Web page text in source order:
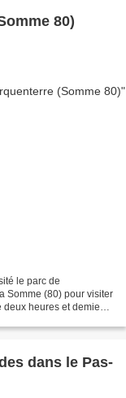
80)
le parc de
Somme (80) pour visiter
heures et demie
dans le Pas-